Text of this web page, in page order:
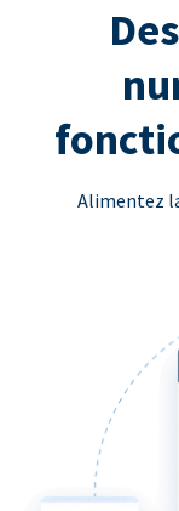
Alimentez